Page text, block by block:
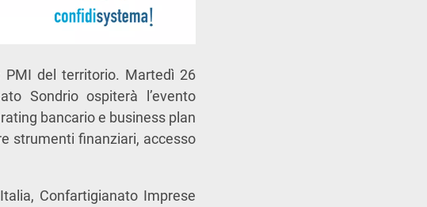
del territorio. Martedì 26
Sondrio ospiterà l’evento
bancario e business plan
strumenti finanziari, accesso
, Confartigianato Imprese